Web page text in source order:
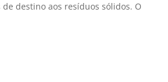
destino aos resíduos sólidos. O